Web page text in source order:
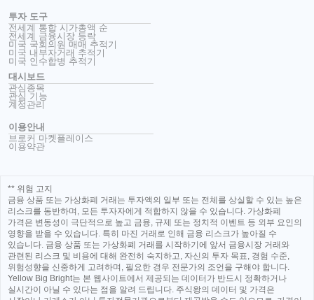
투자 도구
전세계 통합 시가총액 순
전세계 금융시장 등락
미국 국회의원 매매 추적기
미국 내부자거래 추적기
미국 인수합병 추적기
대시보드
관심종목
관심 기능
계정관리
이용안내
브로커 마켓플레이스
이용약관
** 위험 고지
금융 상품 또는 가상화폐 거래는 투자액의 일부 또는 전체를 상실할 수 있는 높은
리스크를 동반하며, 모든 투자자에게 적합하지 않을 수 있습니다. 가상화폐
가격은 변동성이 극단적으로 높고 금융, 규제 또는 정치적 이벤트 등 외부 요인의
영향을 받을 수 있습니다. 특히 마진 거래로 인해 금융 리스크가 높아질 수
있습니다. 금융 상품 또는 가상화폐 거래를 시작하기에 앞서 금융시장 거래와
관련된 리스크 및 비용에 대해 완전히 숙지하고, 자신의 투자 목표, 경험 수준,
위험성향을 신중하게 고려하며, 필요한 경우 전문가의 조언을 구해야 합니다.
Yellow Big Bright는 본 웹사이트에서 제공되는 데이터가 반드시 정확하거나
실시간이 아닐 수 있다는 점을 알려 드립니다. 주식왕의 데이터 및 가격은